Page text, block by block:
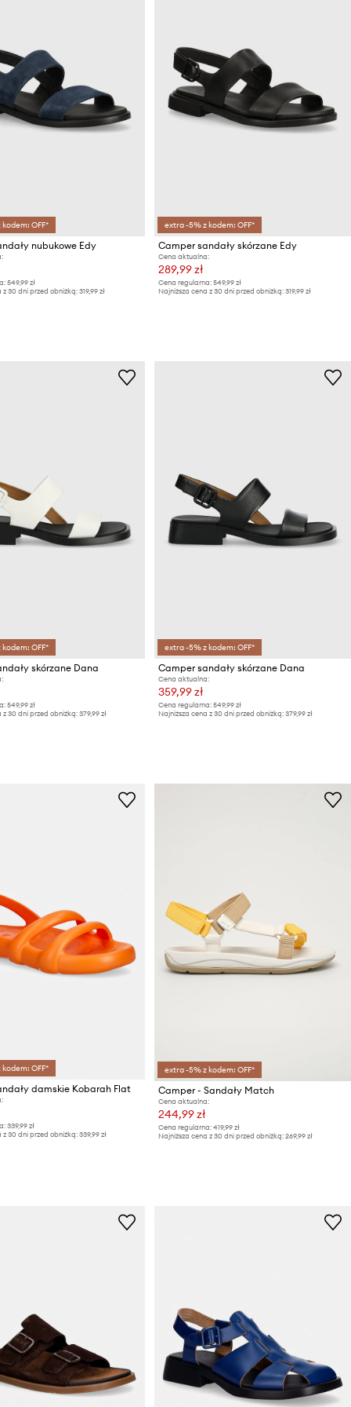
OFF*
nubukowe Edy
549,99 zł
z 30 dni przed obniżką: 319,99 zł
extra -5% z kodem: OFF*
Camper sandały skórzane Edy
Cena aktualna:
289,99 zł
Cena regularna: 549,99 zł
Najniższa cena z 30 dni przed obniżką: 319,99 zł
OFF*
skórzane Dana
549,99 zł
z 30 dni przed obniżką: 379,99 zł
extra -5% z kodem: OFF*
Camper sandały skórzane Dana
Cena aktualna:
359,99 zł
Cena regularna: 549,99 zł
Najniższa cena z 30 dni przed obniżką: 379,99 zł
OFF*
damskie Kobarah Flat
339,99 zł
z 30 dni przed obniżką: 339,99 zł
extra -5% z kodem: OFF*
Camper - Sandały Match
Cena aktualna:
244,99 zł
Cena regularna: 419,99 zł
Najniższa cena z 30 dni przed obniżką: 269,99 zł